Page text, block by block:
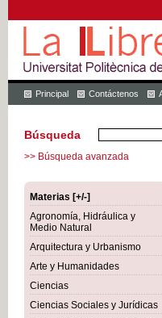
Principal Contáctenos
Búsqueda
>> Búsqueda avanzada
Materias [+/-]
Agronomía, Hidráulica y
Medio Natural
Arquitectura y Urbanismo
Arte y Humanidades
Ciencias
Ciencias Sociales y Jurídicas